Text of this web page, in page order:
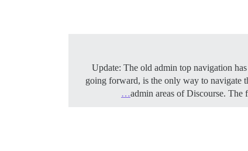
Update: The old admin top navigation
going forward, is the only way to navigate
admin areas of Discourse.